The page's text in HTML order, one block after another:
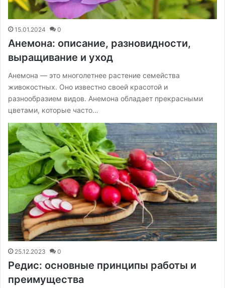
15.01.2024 0
Анемона: описание, разновидности,
выращивание и уход
Анемона — это многолетнее растение семейства
живокостных. Оно известно своей красотой и
разнообразием видов. Анемона обладает прекрасными
цветами, которые часто…
25.12.2023 0
Редис: основные принципы работы и
преимущества